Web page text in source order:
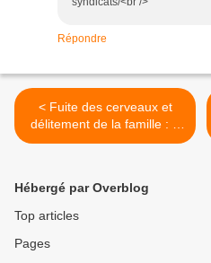
Répondre
< Fuite des cerveaux et
délitement de la famille : «
La Guadeloupe doit ouvrir
Hébergé par Overblog
Top articles
Pages